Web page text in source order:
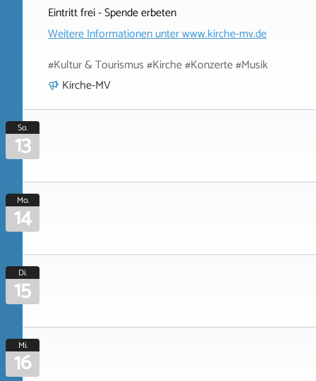
Eintritt frei - Spende erbeten
Weitere Informationen unterwww.kirche-mv.de
#Kultur & Tourismus #Kirche #Konzerte #Musik
Kirche-MV
So.
13
Mo.
14
Di.
15
Mi.
16